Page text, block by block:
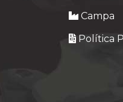
Campa
Política